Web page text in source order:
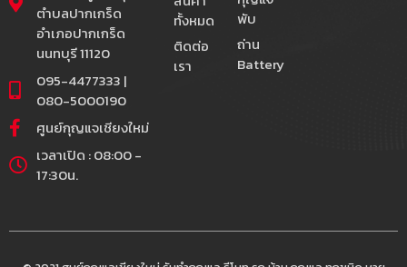
ตำบลปากเกร็ด
อำเภอปากเกร็ด
นนทบุรี 11120
095-4477333 |
080-5000190
ศูนย์กุญแจเชียงใหม่
เวลาเปิด : 08:00 -
17:30น.
ทั้งหมด
ติดต่อ
เรา
พับ
ถ่าน
Battery